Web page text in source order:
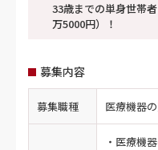
33歳までの単身世帯
万5000円）！
募集内容
募集職種 医療機器
・医療機